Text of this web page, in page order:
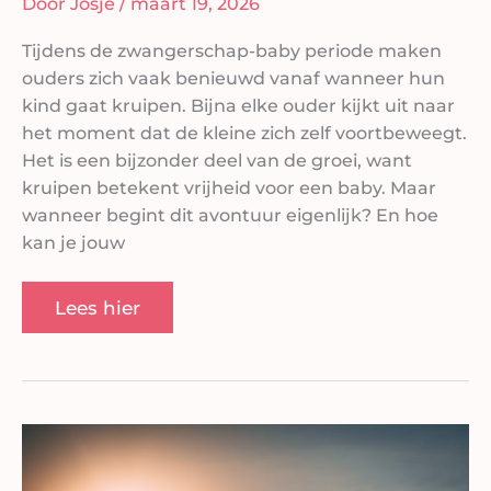
Tijdens de zwangerschap-baby periode maken
ouders zich vaak benieuwd vanaf wanneer hun
kind gaat kruipen. Bijna elke ouder kijkt uit naar
het moment dat de kleine zich zelf voortbeweegt.
Het is een bijzonder deel van de groei, want
kruipen betekent vrijheid voor een baby. Maar
wanneer begint dit avontuur eigenlijk? En hoe
kan je jouw
Lees hier
Zwangerschap
berekenen:
zo